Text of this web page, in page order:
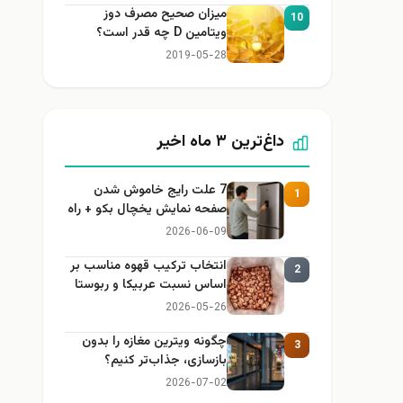
10
میزان صحیح مصرف دوز
ویتامین D چه قدر است؟
2019-05-28
داغ‌ترین ۳ ماه اخیر
1
7 علت رایج خاموش شدن
صفحه نمایش یخچال بکو + راه
حل
2026-06-09
2
انتخاب ترکیب قهوه مناسب بر
اساس نسبت عربیکا و ربوستا
2026-05-26
3
چگونه ویترین مغازه را بدون
بازسازی، جذاب‌تر کنیم؟
2026-07-02